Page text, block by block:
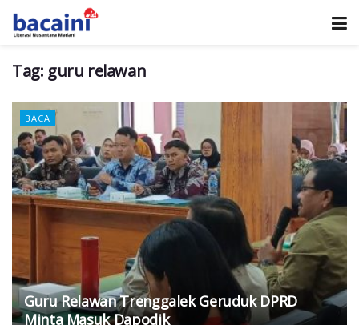
Tag: guru relawan
BACA
Guru Relawan Trenggalek Geruduk DPRD
Minta Masuk Dapodik